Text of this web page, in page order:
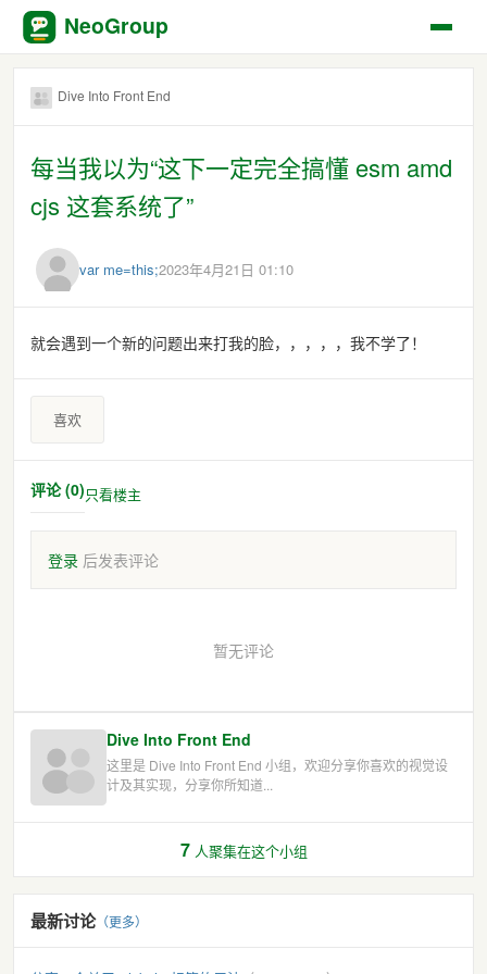
NeoGroup
Dive Into Front End
每当我以为“这下一定完全搞懂 esm amd
cjs 这套系统了”
var me=this;2023年4月21日 01:10
就会遇到一个新的问题出来打我的脸，，，，，我不学了！
喜欢
评论 (0)只看楼主
登录 后发表评论
暂无评论
Dive Into Front End
这里是 Dive Into Front End 小组，欢迎分享你喜欢的视觉设
计及其实现，分享你所知道...
7人聚集在这个小组
最新讨论（更多）